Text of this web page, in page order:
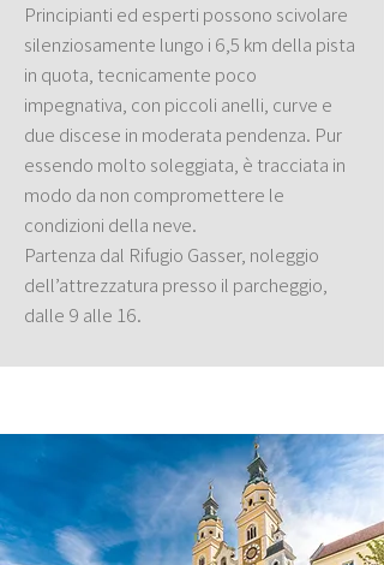
Principianti ed esperti possono scivolare
silenziosamente lungo i 6,5 km della pista
in quota, tecnicamente poco
impegnativa, con piccoli anelli, curve e
due discese in moderata pendenza. Pur
essendo molto soleggiata, è tracciata in
modo da non compromettere le
condizioni della neve.
Partenza dal Rifugio Gasser, noleggio
dell’attrezzatura presso il parcheggio,
dalle 9 alle 16.